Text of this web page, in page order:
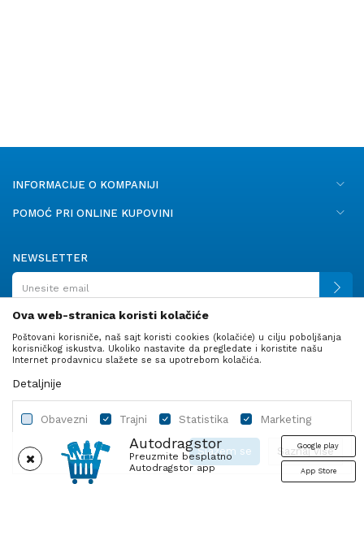
Autodragstor
Preuzmite besplatno
Autodragstor app
Google play
App Store
INFORMACIJE O KOMPANIJI
POMOĆ PRI ONLINE KUPOVINI
NEWSLETTER
PRATITE NAS
Autodelovi Ulje i tečnosti
Ova web-stranica koristi kolačiće
Poštovani korisniče, naš sajt koristi cookies (kolačiće) u cilju poboljšanja
korisničkog iskustva. Ukoliko nastavite da pregledate i koristite našu
Internet prodavnicu slažete se sa upotrebom kolačića.
Detaljnije
Obavezni Trajni Statistika Marketing
Saznaj više
Slažem se